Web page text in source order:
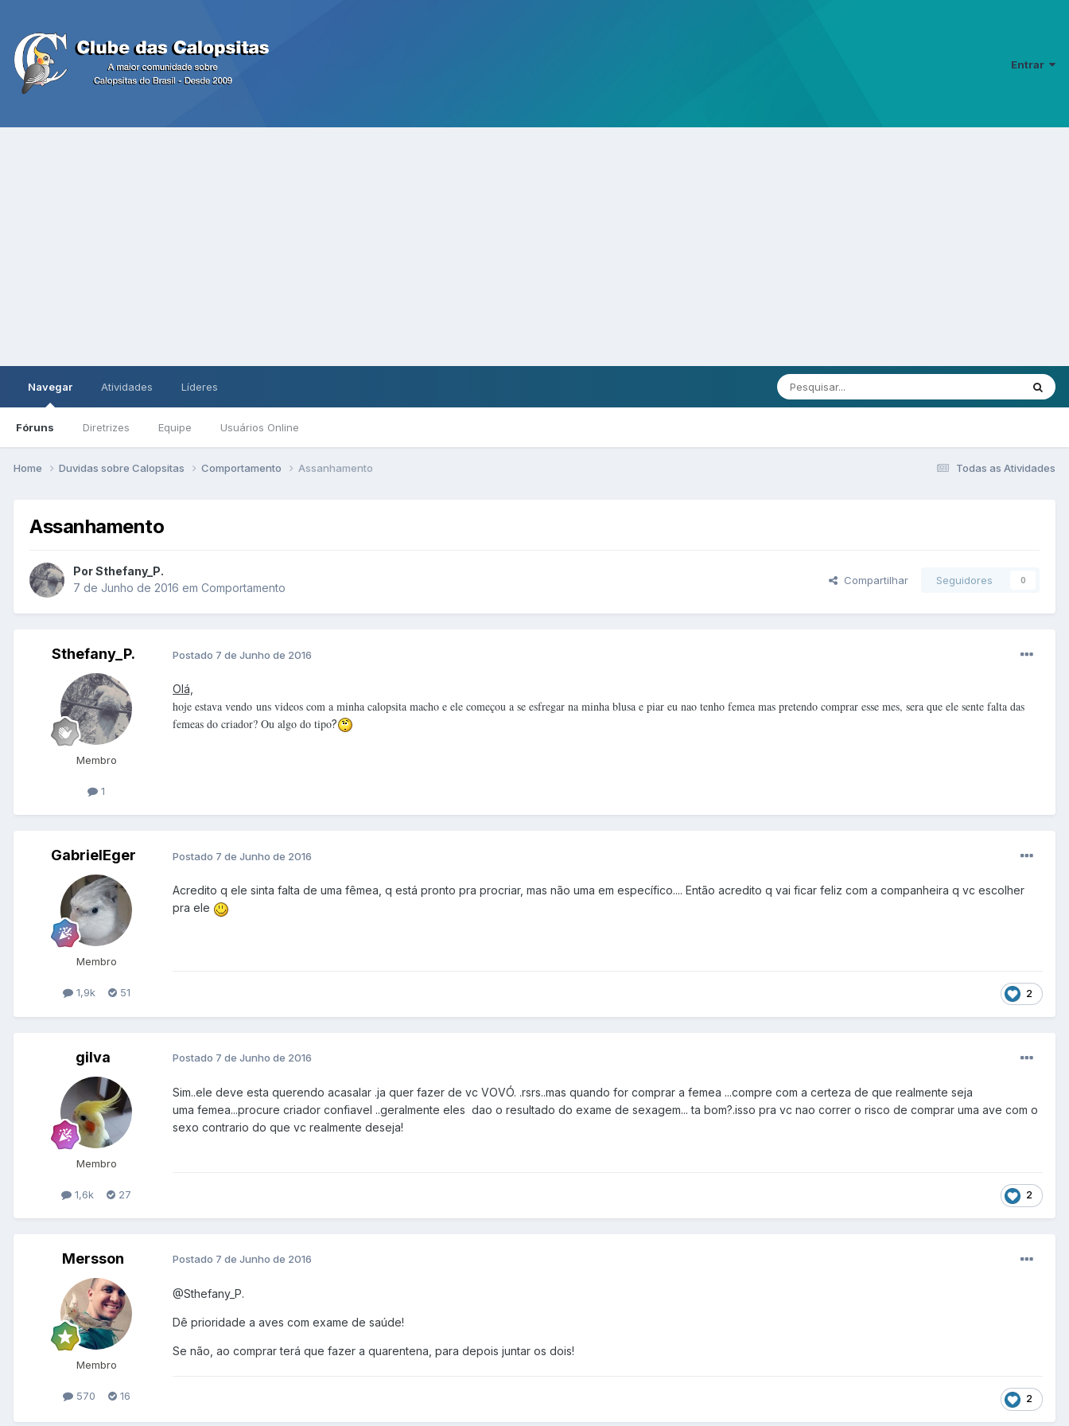
Entrar
Navegar
Fóruns Diretrizes Equipe Usuários Online
Atividades Líderes
Todas as Atividades
Home Duvidas sobre Calopsitas Comportamento Assanhamento
Assanhamento
Por Sthefany_P.
7 de Junho de 2016 em Comportamento
Compartilhar Seguidores 0
Sthefany_P.
Membro
1
Postado 7 de Junho de 2016
Olá,
hoje estava vendo uns videos com a minha calopsita macho e ele começou a se esfregar na minha blusa e piar eu nao tenho femea mas pretendo comprar esse mes, sera que ele sente falta das
femeas do criador? Ou algo do tipo?
GabrielEger
Membro
1,9k 51
Postado 7 de Junho de 2016
Acredito q ele sinta falta de uma fêmea, q está pronto pra procriar, mas não uma em específico.... Então acredito q vai ficar feliz com a companheira q vc escolher
pra ele
2
gilva
Membro
1,6k 27
Postado 7 de Junho de 2016
Sim..ele deve esta querendo acasalar .ja quer fazer de vc VOVÓ. .rsrs..mas quando for comprar a femea ...compre com a certeza de que realmente seja
uma femea...procure criador confiavel ..geralmente eles dao o resultado do exame de sexagem... ta bom?.isso pra vc nao correr o risco de comprar uma ave com o
sexo contrario do que vc realmente deseja!
2
Mersson
Membro
570 16
Postado 7 de Junho de 2016
@Sthefany_P.
Dê prioridade a aves com exame de saúde!
Se não, ao comprar terá que fazer a quarentena, para depois juntar os dois!
2